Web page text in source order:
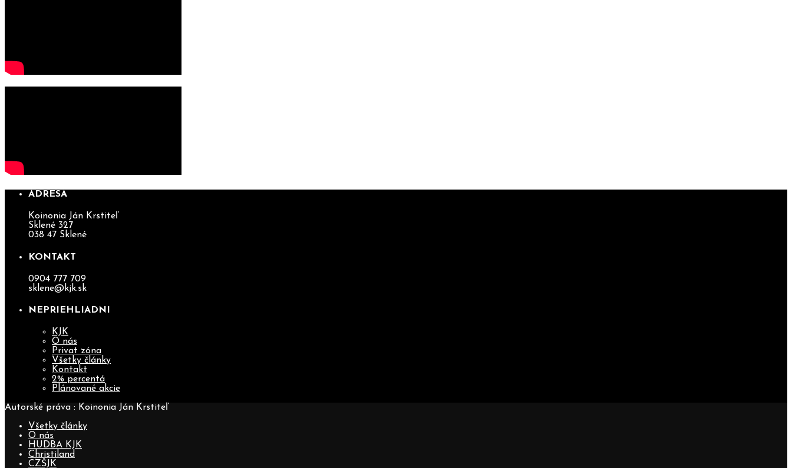
ADRESA
Koinonia Ján Krstiteľ
Sklené 327
038 47 Sklené
KONTAKT
0904 777 709
sklene@kjk.sk
NEPRIEHLIADNI
KJK
O nás
Privat zóna
Všetky články
Kontakt
2% percentá
Plánované akcie
Autorské práva : Koinonia Ján Krstiteľ
Všetky články
O nás
HUDBA KJK
Christiland
CZŠJK